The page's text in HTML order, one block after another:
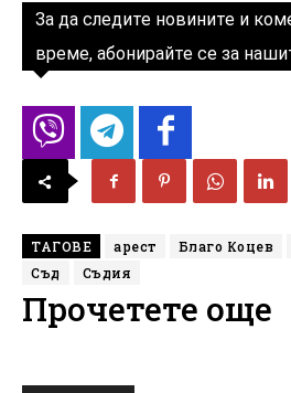
За да следите новините и
време, абонирайте се за
ТАГОВЕ арест Благо Коцев
Съд
Съдия
Прочетете още